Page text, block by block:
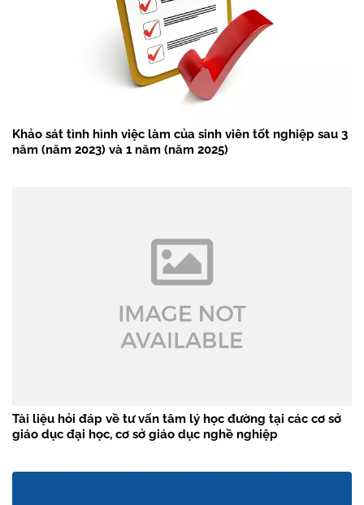
Khảo sát tình hình việc làm của sinh viên tốt nghiệp sau 3
năm (năm 2023) và 1 năm (năm 2025)
Tài liệu hỏi đáp về tư vấn tâm lý học đường tại các cơ sở
giáo dục đại học, cơ sở giáo dục nghề nghiệp